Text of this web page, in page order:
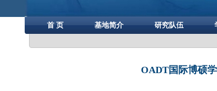
首 页 基地简介 研究队伍
OADT国际博硕